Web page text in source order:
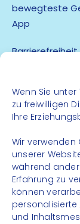
Wenn Sie
zu freiwilligen
Ihre
Wir
unserer
während
Erfahrung zu
können
personalisierte
und
bewegteste
App
Barrierefreiheit
Kontakt
Instagram
Facebook